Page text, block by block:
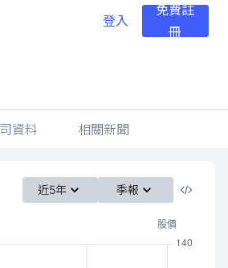
登入
免費註
冊
資料 相關新聞
近5年 季報